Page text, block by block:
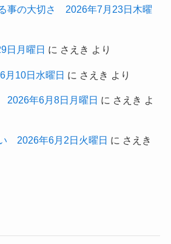
事の大切さ 2026年7月23日木曜
日月曜日 に さえき より
10日水曜日 に さえき より
年6月8日月曜日 に さえき よ
2026年6月2日火曜日 に さえき